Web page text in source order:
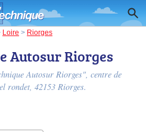
Loire > Riorges
Autosur Riorges
Autosur Riorges", centre de
rondet, 42153 Riorges.